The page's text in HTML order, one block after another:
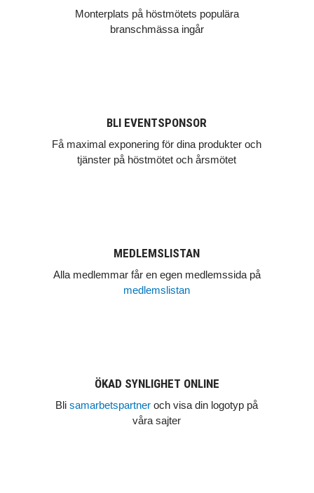
Monterplats på höstmötets populära
branschmässa ingår
BLI EVENTSPONSOR
Få maximal exponering för dina produkter och
tjänster på höstmötet och årsmötet
MEDLEMSLISTAN
Alla medlemmar får en egen medlemssida på
medlemslistan
ÖKAD SYNLIGHET ONLINE
Blisamarbetspartner och visa din logotyp på
våra sajter